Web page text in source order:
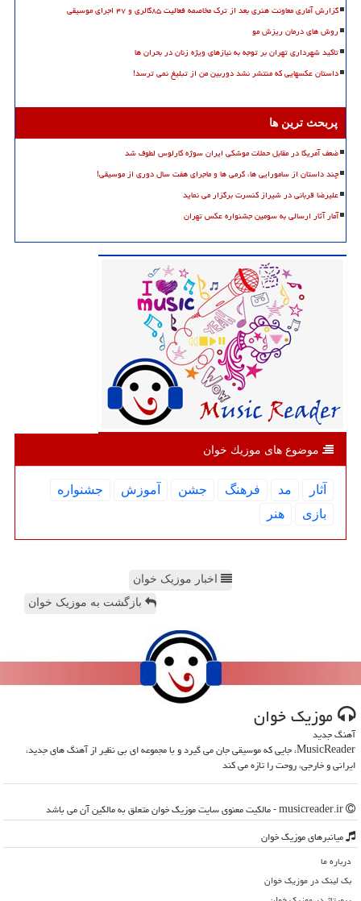
گزارش آماری معاونت هنری بعد از ترک مخاصمه فعالیت ۸۵گالری و ۴۷ اجرای موسیقی
روش های درمان ریزش مو
تاکید شهرداری تهران بر توجه به نیازهای ویژه زنان در بحران ها
داستان عکسهایی که منتشر نشد دوربین من از تبلیغ نمی ترسد!
پربحث ترین ها
ضعف آمریکا در مقابل حملات موشکی ایران سوژه کارلوس لطوف شد
چند داستان از سامورایی ها، گرمی ها و ماجرای هفت سال دوری از موسیقی!
علیرضا قربانی در شیراز کنسرت برگزار می نماید
آمار آثار ارسالی به سومین جشنواره عکس تهران
موضوع های موزیك خوان
آثار مد فرهنگ جشن آموزش
جشنواره
بازی
هنر
اخبار موزیک خوان
بازگشت به موزیک خوان
موزیك خوان
آهنگ جدید
MusicReader، جایی که موسیقی جان می گیرد و با مجموعه ای بی نظیر از آهنگ های جدید،
ایرانی و خارجی، روحت را تازه می کند
میانبرهای موزیك خوان
درباره ما
بک لینک در موزیك خوان